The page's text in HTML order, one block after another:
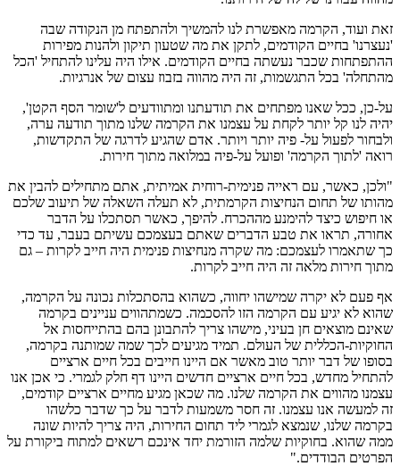
זאת ועוד, הקרמה מאפשרת לנו להמשיך ולהתפתח מן הנקודה שבה
'נעצרנו' בחיים הקודמים, לתקן את מה שטעון תיקון ולהנות מפירות
ההתפתחות שכבר נעשתה בחיים הקודמים. אילו היה עלינו להתחיל 'הכל
מהתחלה' בכל התגשמות, זה היה מהווה בזבוז עצום של אנרגיות.
על-כן, ככל שאנו מפתחים את תודעתנו ומתוודעים ל'שומר הסף הקטן',
יהיה לנו קל יותר לקחת על עצמנו את הקרמה שלנו מתוך תודעה ערה,
ולבחור לפעול על- פיה יותר ויותר. אדם שהגיע לדרגה של התקדשות,
רואה 'לתוך הקרמה' ופועל על-פיה במלואה מתוך חירות.
"ולכן, כאשר, עם ראייה פנימית-רוחית אמיתית, אתם מתחילים להבין את
מהותו של תחום הנחיצות הקרמתית, לא תעלה השאלה של תיעוב שלכם
או חיפוש כיצד להימנע מההכרח. להיפך, כאשר תסתכלו על הדבר
אחורה, תראו את טבע הדברים שאתם בעצמכם עשיתם בעבר, עד כדי
כך שתאמרו לעצמכם: מה שקרה מנחיצות פנימית היה חייב לקרות – גם
מתוך חירות מלאה זה היה חייב לקרות.
אף פעם לא יקרה שמישהו יחווה, כשהוא בהסתכלות נכונה על הקרמה,
שהוא לא יגיע עם הקרמה הזו להסכמה. כשמתהווים עניינים בקרמה
שאינם מוצאים חן בעיני, מישהו צריך להתבונן בהם בהתייחסות אל
החוקיות-הכללית של העולם. תמיד מגיעים לכך שמה שמותנה בקרמה,
בסופו של דבר יותר טוב מאשר אם היינו חייבים בכל חיים ארציים
להתחיל מחדש, בכל חיים ארציים חדשים היינו דף חלק לגמרי. כי אכן אנו
עצמנו מהווים את הקרמה שלנו. מה שכאן מגיע מחיים ארציים קודמים,
זה למעשה אנו עצמנו. זה חסר משמעות לדבר על כך שדבר כלשהו
בקרמה שלנו, שנמצא לגמרי ליד תחום החירות, היה צריך להיות שונה
ממה שהוא. בחוקיות שלמה הזורמת יחד אינכם רשאים למתוח ביקורת על
הפרטים הבודדים."